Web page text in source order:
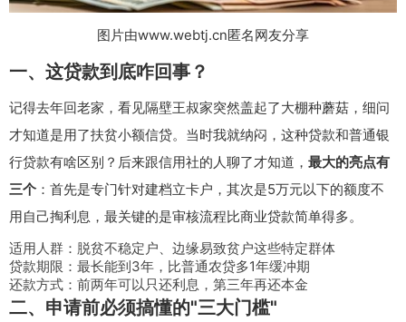
图片由www.webtj.cn匿名网友分享
一、这贷款到底咋回事？
记得去年回老家，看见隔壁王叔家突然盖起了大棚种蘑菇，细问
才知道是用了扶贫小额信贷。当时我就纳闷，这种贷款和普通银
行贷款有啥区别？后来跟信用社的人聊了才知道， 最大的亮点有
三个 ：首先是专门针对建档立卡户，其次是5万元以下的额度不
用自己掏利息，最关键的是审核流程比商业贷款简单得多。
适用人群：脱贫不稳定户、边缘易致贫户这些特定群体
贷款期限：最长能到3年，比普通农贷多1年缓冲期
还款方式：前两年可以只还利息，第三年再还本金
二、申请前必须搞懂的"三大门槛"